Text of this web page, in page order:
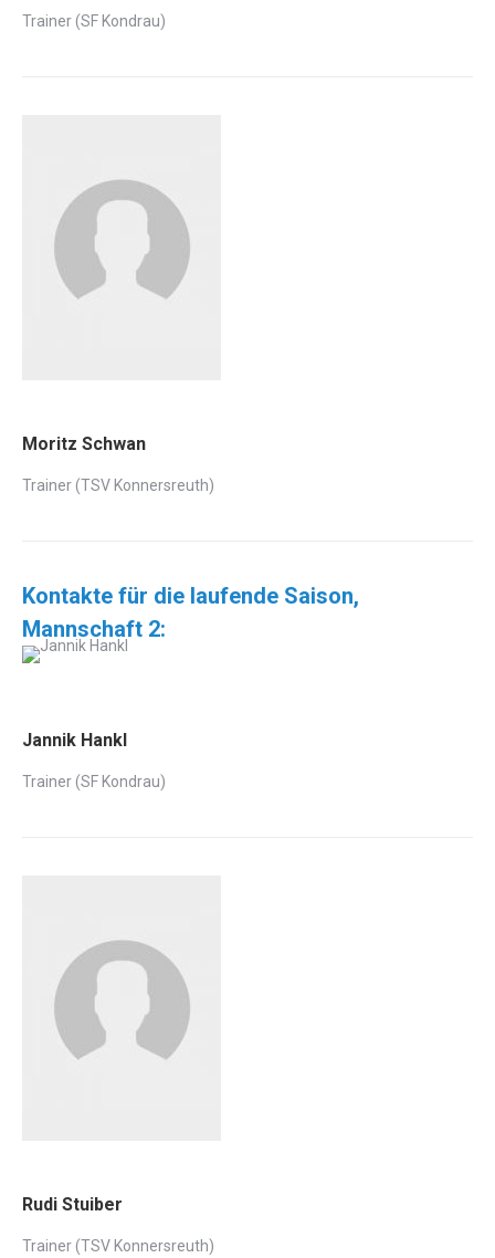
Trainer (SF Kondrau)
Moritz Schwan
Trainer (TSV Konnersreuth)
Kontakte für die laufende Saison,
Mannschaft 2:
Jannik Hankl
Trainer (SF Kondrau)
Rudi Stuiber
Trainer (TSV Konnersreuth)